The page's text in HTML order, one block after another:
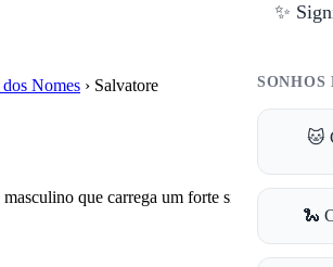
✨
SONHOS
🐱
🐍
Nomes › Salvatore
que carrega um forte significado